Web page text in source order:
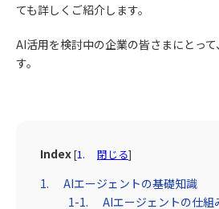
ても詳しくご紹介します。
AI活用を検討中の企業の皆さまにとっ
す。
Index[ 閉じる]
AIエージェントの基礎知識
AIエージェントの仕組